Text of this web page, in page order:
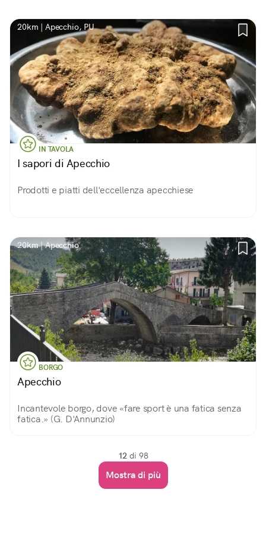
20km | Apecchio, PU
IN TAVOLA
I sapori di Apecchio
Prodotti e piatti dell'eccellenza apecchiese
20km | Apecchio
BORGO
Apecchio
Incantevole borgo, dove «fare sport è una fatica senza
fatica.» (G. D'Annunzio)
12 di 98
Mostra di più